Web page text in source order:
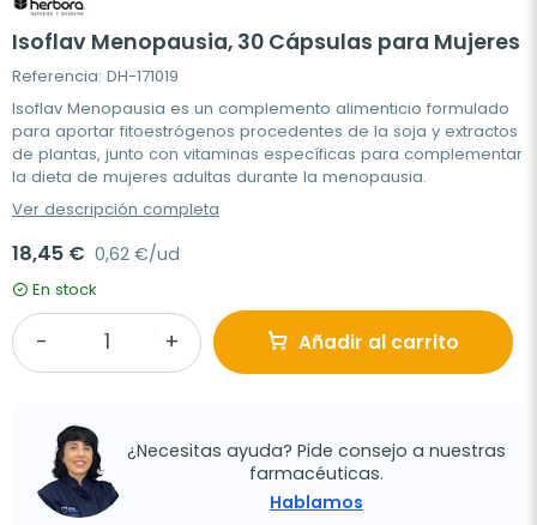
Isoflav Menopausia, 30 Cápsulas para Mujeres
Referencia: DH-171019
Isoflav Menopausia es un complemento alimenticio formulado
para aportar fitoestrógenos procedentes de la soja y extractos
de plantas, junto con vitaminas específicas para complementar
la dieta de mujeres adultas durante la menopausia.
Ver descripción completa
18,45 € 0,62 €/ud
En stock
Añadir al carrito
¿Necesitas ayuda? Pide consejo a nuestras
farmacéuticas.
Hablamos